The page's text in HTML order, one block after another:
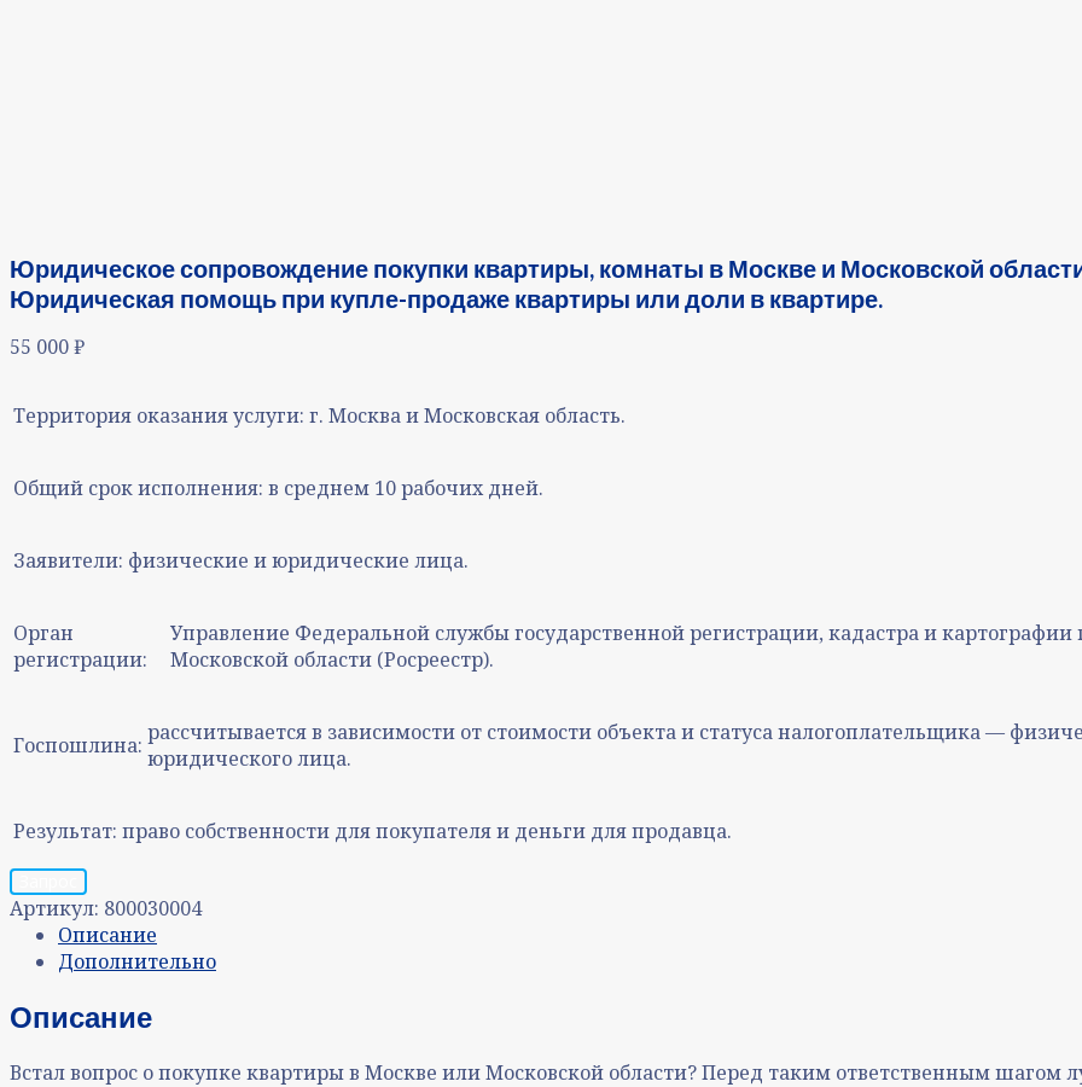
Юридическое сопровождение покупки квартиры, комнаты в Москве и Московской
Юридическая помощь при купле-продаже квартиры или доли в квартире.
55 000₽
Территория оказания услуги: г. Москва и Московская область.
Общий срок исполнения: в среднем 10 рабочих дней.
Заявители: физические и юридические лица.
Орган
регистрации:
Управление Федеральной службы государственной регистрации, кадастра и картографии
Московской области (Росреестр).
Госпошлина: рассчитывается в зависимости от стоимости объекта и статуса налогоплательщика —
юридического лица.
Результат: право собственности для покупателя и деньги для продавца.
Артикул: 800030004
Описание
Дополнительно
Описание
Встал вопрос о покупке квартиры в Москве или Московской области? Перед таким ответственным